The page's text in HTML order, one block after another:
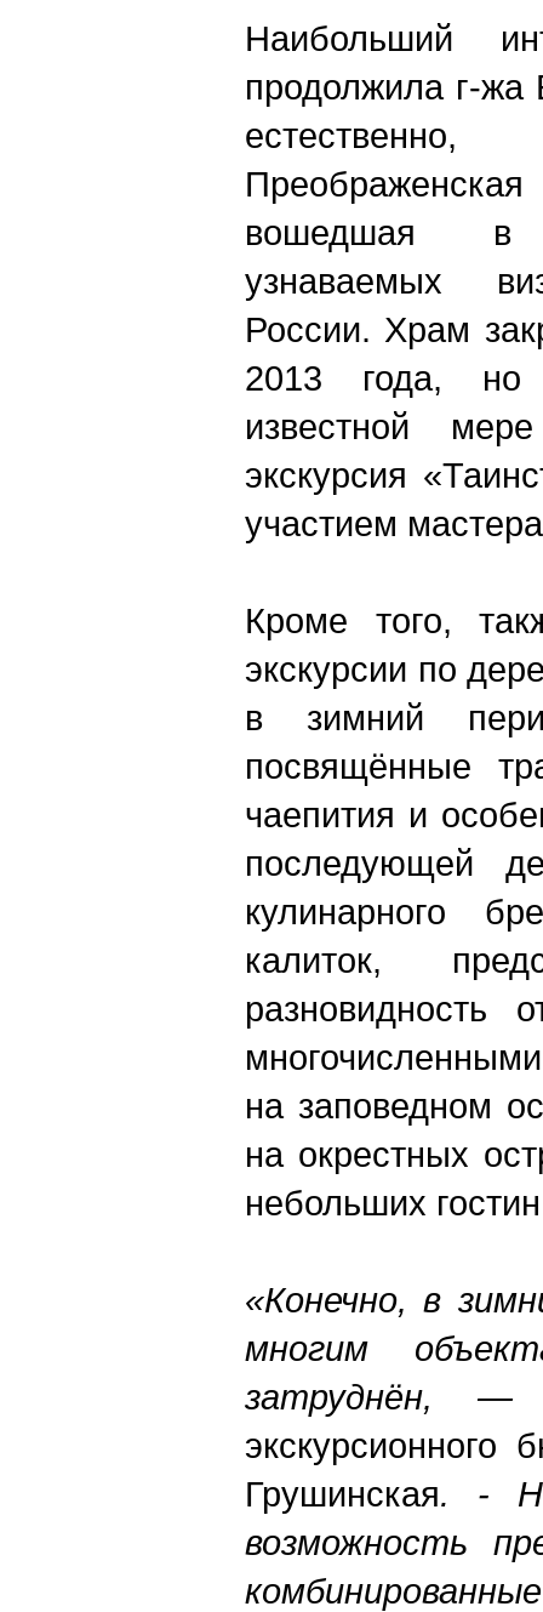
Наибольший
продолжила г-жа
вошедшая в
узнаваемых
России. Храм
2013 года, но
известной
экскурсия
участием
Кроме того,
экскурсии по
в зимний
посвящённые
чаепития и
последующей
кулинарного
калиток,
разновидность
на заповедном
на окрестных
небольших
«Конечно, в
многим
затруднён,
экскурсионного
Грушинская. -
возможность